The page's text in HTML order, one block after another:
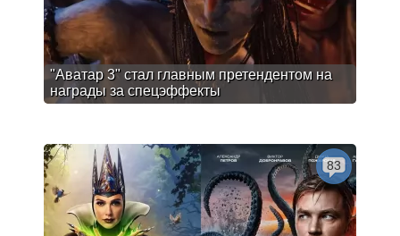
"Аватар 3" стал главным претендентом на
награды за спецэффекты
83